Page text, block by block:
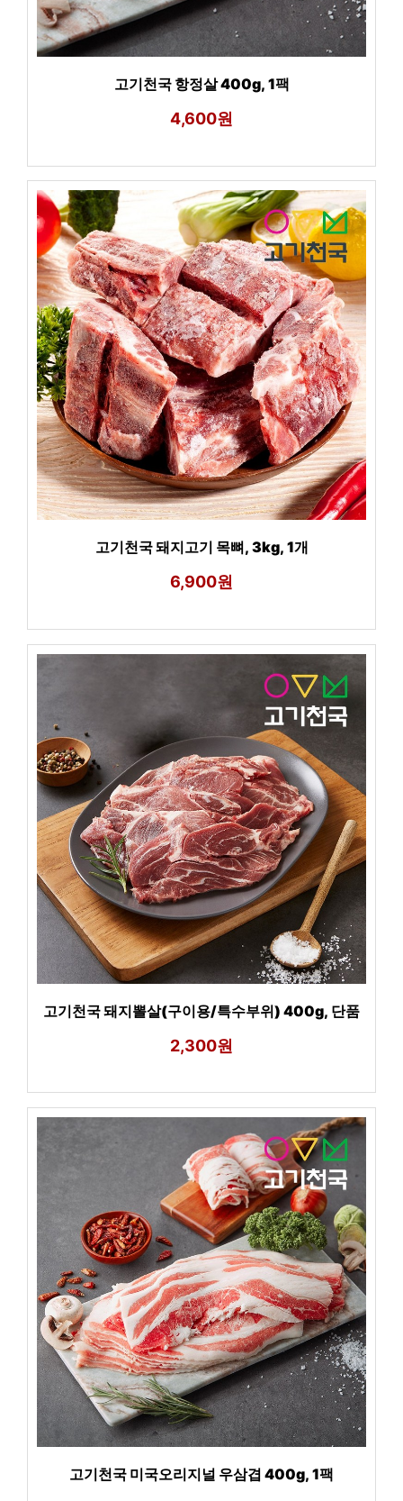
고기천국 항정살 400g, 1팩
4,600원
고기천국 돼지고기 목뼈, 3kg, 1개
6,900원
고기천국 돼지뽈살(구이용/특수부위) 400g, 단품
2,300원
고기천국 미국오리지널 우삼겹 400g, 1팩